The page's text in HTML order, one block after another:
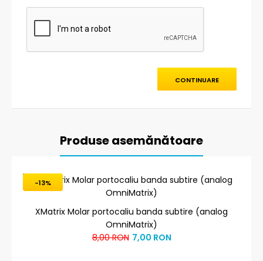
CONTINUARE
Produse asemănătoare
-13%
XMatrix Molar portocaliu banda subtire (analog
OmniMatrix)
8,00 RON 7,00 RON